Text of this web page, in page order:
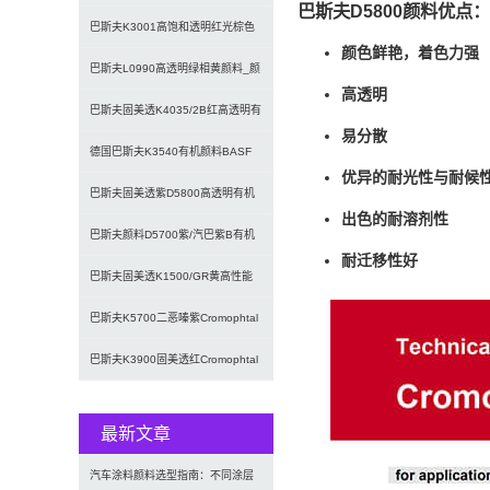
巴斯夫D5800颜料优点：
颜色鲜艳，着色力强
高透明
易分散
优异的耐光性与耐候
出色的耐溶剂性
耐迁移性好
BASF Cromophta
巴斯夫K3001高饱和透明红光棕色
偶氮缩合颜料(颜料棕23)
巴斯夫L0990高透明绿相黄颜料_颜
料黄128
巴斯夫固美透K4035/2B红高透明有
机颜料_颜料红221
德国巴斯夫K3540有机颜料BASF
Cromophtal
巴斯夫固美透紫D5800高透明有机
颜料
巴斯夫颜料D5700紫/汽巴紫B有机
颜料BASF Cromo
巴斯夫固美透K1500/GR黄高性能
环保有机颜料
巴斯夫K5700二恶嗪紫Cromophtal
Violet
巴斯夫K3900固美透红Cromophtal
最新文章
汽车涂料颜料选型指南：不同涂层